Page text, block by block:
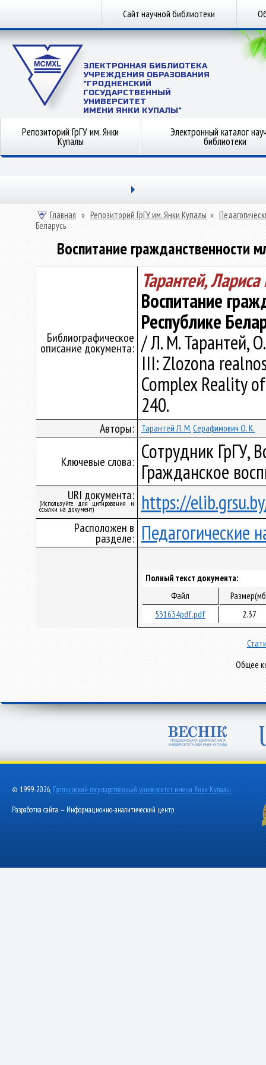
Сайт научной библиотеки
ЭЛЕКТРОННАЯ БИБЛИОТЕКА
УЧРЕЖДЕНИЯ ОБРАЗОВАНИЯ
"ГРОДНЕНСКИЙ
ГОСУДАРСТВЕННЫЙ
УНИВЕРСИТЕТ
ИМЕНИ ЯНКИ КУПАЛЫ"
Репозиторий ГрГУ им. Янки
Купалы
Электронный каталог
библиотеки
Главная » Репозиторий ГрГУ им. Янки Купалы »
Беларусь
Воспитание гражданственности
Библиографическое
описание документа:
Тарантей,
Воспитание
Республике
/ Л. М. Тарантей,
III: Zlozona
Complex Reality
240.
Авторы: Тарантей Л. М.Серафимович О. К.
Ключевые слова: Сотрудник ГрГУ,
Гражданское
URI документа:
(Используйте для цитирования и
ссылки на документ) https://
Расположен в
разделе: Педагогические
Полный текст документа:
Файл
531634pdf.pdf
2.37
Общее
© 1999-2026, Гродненский государственный университет имени Янки Купалы
Разработка сайта — Информационно-аналитический центр